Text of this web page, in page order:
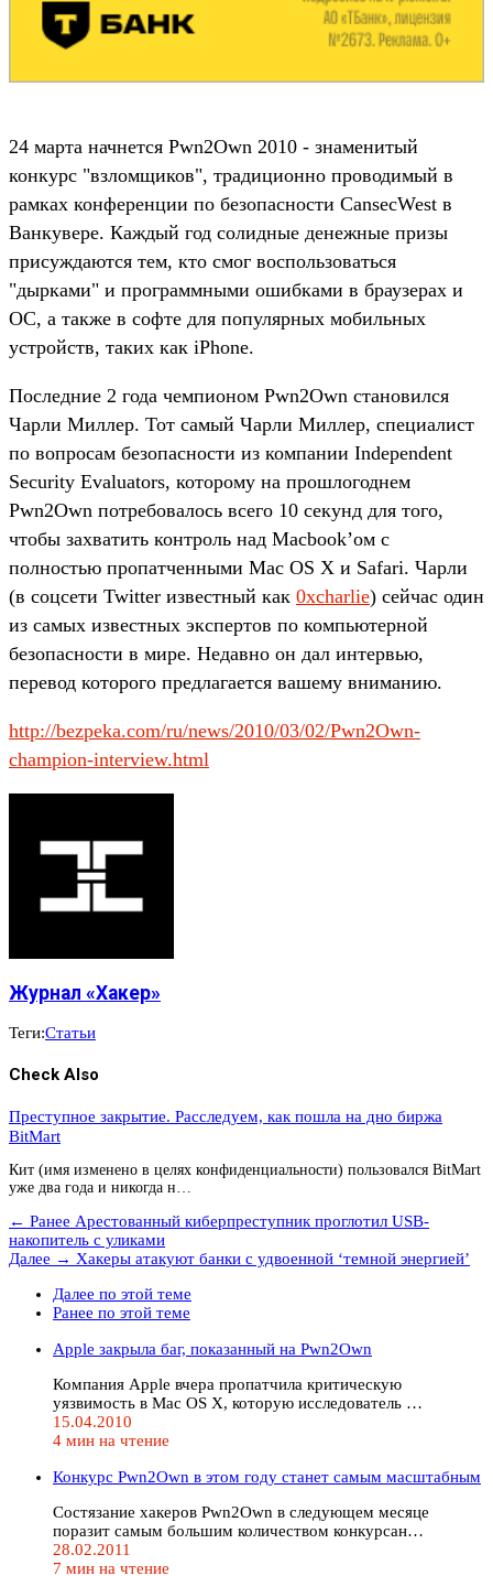
24 марта начнется Pwn2Own 2010 - знаменитый
конкурс "взломщиков", традиционно проводимый в
рамках конференции по безопасности CansecWest в
Ванкувере. Каждый год солидные денежные призы
присуждаются тем, кто смог воспользоваться
"дырками" и программными ошибками в браузерах и
ОС, а также в софте для популярных мобильных
устройств, таких как iPhone.
Последние 2 года чемпионом Pwn2Own становился
Чарли Миллер. Тот самый Чарли Миллер, специалист
по вопросам безопасности из компании Independent
Security Evaluators, которому на прошлогоднем
Pwn2Own потребовалось всего 10 секунд для того,
чтобы захватить контроль над Macbook’ом с
полностью пропатченными Mac OS X и Safari. Чарли
(в соцсети Twitter известный как 0xcharlie) сейчас один
из самых известных экспертов по компьютерной
безопасности в мире. Недавно он дал интервью,
перевод которого предлагается вашему вниманию.
http://bezpeka.com/ru/news/2010/03/02/Pwn2Own-
champion-interview.html
Журнал «Хакер»
Теги:Статьи
Check Also
Преступное закрытие. Расследуем, как пошла на дно биржа
BitMart
Кит (имя изменено в целях конфиденциальности) пользовался BitMart
уже два года и никогда н…
← Ранее Арестованный киберпреступник проглотил USB-
накопитель с уликами
Далее → Хакеры атакуют банки с удвоенной ‘темной энергией’
Далее по этой теме
Ранее по этой теме
Apple закрыла баг, показанный на Pwn2Own
Компания Apple вчера пропатчила критическую
уязвимость в Mac OS X, которую исследователь …
15.04.2010
4 мин на чтение
Конкурс Pwn2Own в этом году станет самым масштабным
Состязание хакеров Pwn2Own в следующем месяце
поразит самым большим количеством конкурсан…
28.02.2011
7 мин на чтение